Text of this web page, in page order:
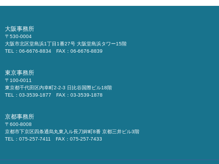
大阪事務所
〒530-0004
大阪市北区堂島浜1丁目1番27号 大阪堂島浜タワー15階
TEL：06-6676-8834 FAX：06-6676-8839
東京事務所
〒100-0011
東京都千代田区内幸町2-2-3 日比谷国際ビル18階
TEL：03-3539-1877 FAX：03-3539-1878
京都事務所
〒600-8008
京都市下京区四条通烏丸東入ル長刀鉾町8番 京都三井ビル3階
TEL：075-257-7411 FAX：075-257-7433